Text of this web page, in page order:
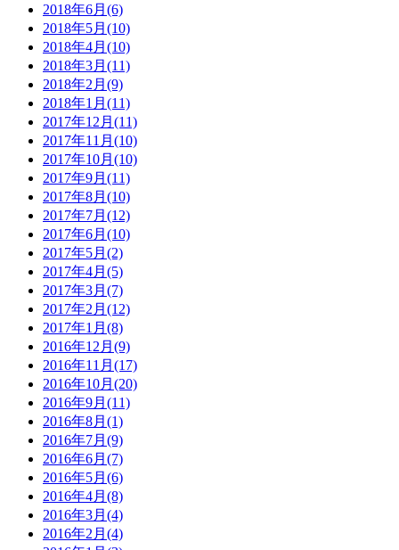
2018年6月(6)
2018年5月(10)
2018年4月(10)
2018年3月(11)
2018年2月(9)
2018年1月(11)
2017年12月(11)
2017年11月(10)
2017年10月(10)
2017年9月(11)
2017年8月(10)
2017年7月(12)
2017年6月(10)
2017年5月(2)
2017年4月(5)
2017年3月(7)
2017年2月(12)
2017年1月(8)
2016年12月(9)
2016年11月(17)
2016年10月(20)
2016年9月(11)
2016年8月(1)
2016年7月(9)
2016年6月(7)
2016年5月(6)
2016年4月(8)
2016年3月(4)
2016年2月(4)